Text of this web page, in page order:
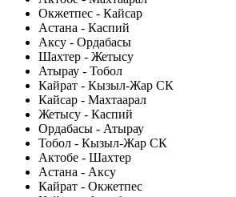
Окжетпес - Кайсар
Астана - Каспий
Аксу - Ордабасы
Шахтер - Жетысу
Атырау - Тобол
Кайрат - Кызыл-Жар СК
Кайсар - Махтаарал
Жетысу - Каспий
Ордабасы - Атырау
Тобол - Кызыл-Жар СК
Актобе - Шахтер
Астана - Аксу
Кайрат - Окжетпес